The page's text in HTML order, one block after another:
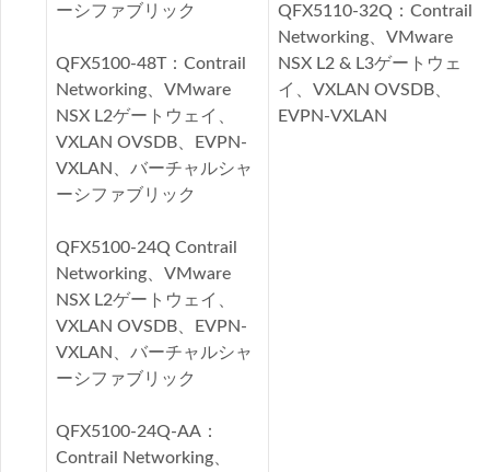
ーシファブリック
QFX5100-48T：Contrail
Networking、VMware
NSX L2ゲートウェイ、
VXLAN OVSDB、EVPN-
VXLAN、バーチャルシャ
ーシファブリック
QFX5100-24Q Contrail
Networking、VMware
NSX L2ゲートウェイ、
VXLAN OVSDB、EVPN-
VXLAN、バーチャルシャ
ーシファブリック
QFX5100-24Q-AA：
Contrail Networking、
QFX5110-32Q：Contrail
Networking、VMware
NSX L2 & L3ゲートウェ
イ、VXLAN OVSDB、
EVPN-VXLAN